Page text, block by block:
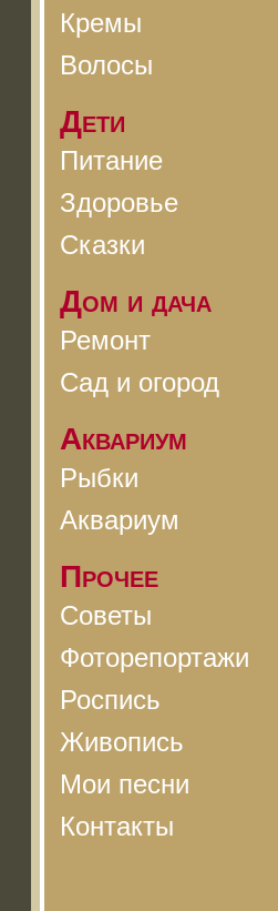
Кремы
Волосы
Дети
Питание
Здоровье
Сказки
Дом и дача
Ремонт
Сад и огород
Аквариум
Рыбки
Аквариум
Прочее
Советы
Фоторепортажи
Роспись
Живопись
Мои песни
Контакты